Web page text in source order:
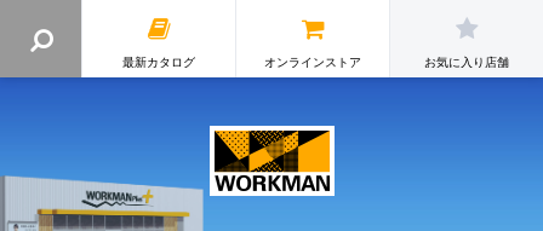
最新カタログ オンラインストア お気に入り店舗